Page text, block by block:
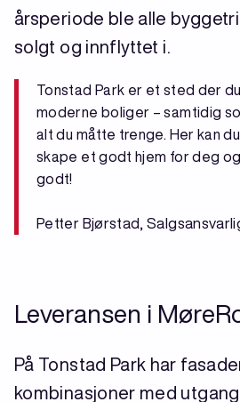
årsperiode ble alle
solgt og innflyttet i.
Tonstad Park er et sted der
moderne boliger – samtidig
alt du måtte trenge. Her kan
skape et godt hjem for deg
godt!
Petter Bjørstad,
Leveransen i
På Tonstad Park har
kombinasjoner med